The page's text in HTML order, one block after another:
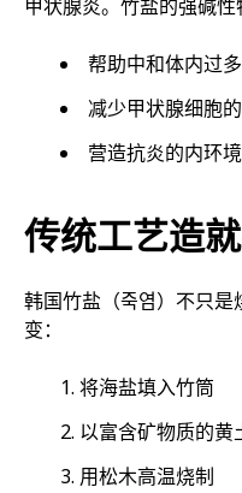
甲状腺炎。竹盐的强碱性
帮助中和体内过
减少甲状腺细胞
营造抗炎的内环境
传统工艺造
韩国竹盐（죽염）不只
变：
将海盐填入竹筒
以富含矿物质的黄
用松木高温烧制